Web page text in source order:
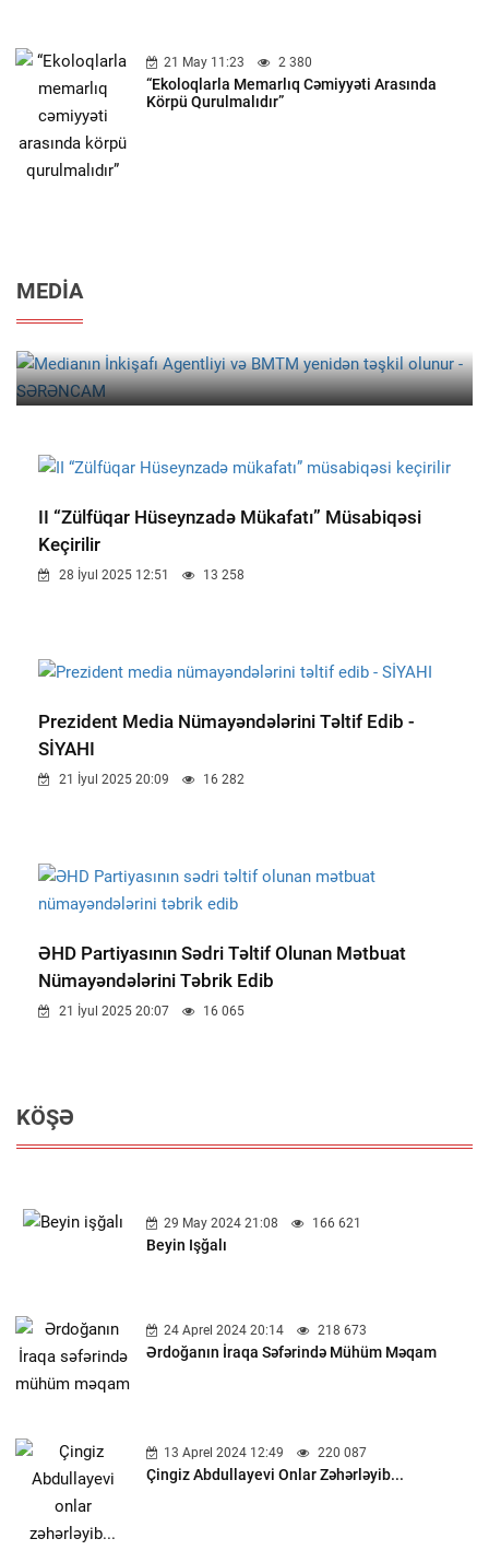
21 May 11:23 2 380
“Ekoloqlarla Memarlıq Cəmiyyəti Arasında
Körpü Qurulmalıdır”
MEDIA
II “Zülfüqar Hüseynzadə Mükafatı” Müsabiqəsi
Keçirilir
28 İyul 2025 12:51 13 258
Prezident Media Nümayəndələrini Təltif Edib -
SİYAHI
21 İyul 2025 20:09 16 282
ƏHD Partiyasının Sədri Təltif Olunan Mətbuat
Nümayəndələrini Təbrik Edib
21 İyul 2025 20:07 16 065
KÖŞƏ
29 May 2024 21:08 166 621
Beyin Işğalı
24 Aprel 2024 20:14 218 673
Ərdoğanın İraqa Səfərində Mühüm Məqam
13 Aprel 2024 12:49 220 087
Çingiz Abdullayevi Onlar Zəhərləyib...